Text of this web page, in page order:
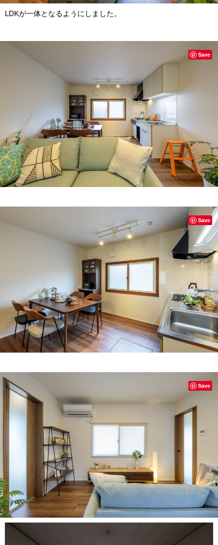
LDKが一体となるようにしました。
Save
Save
Save